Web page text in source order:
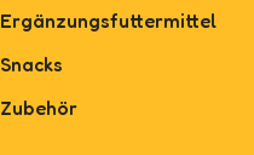
Ergänzungsfuttermittel
Snacks
Zubehör